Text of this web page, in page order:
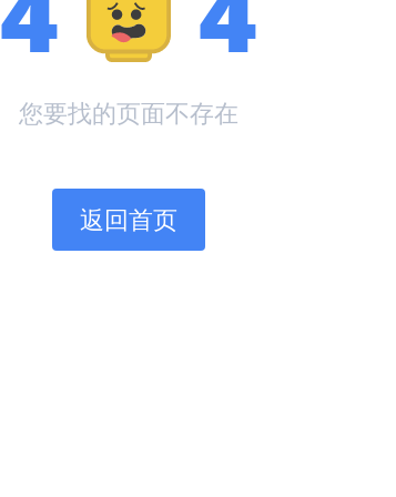
您要找的页面不存在
返回首页